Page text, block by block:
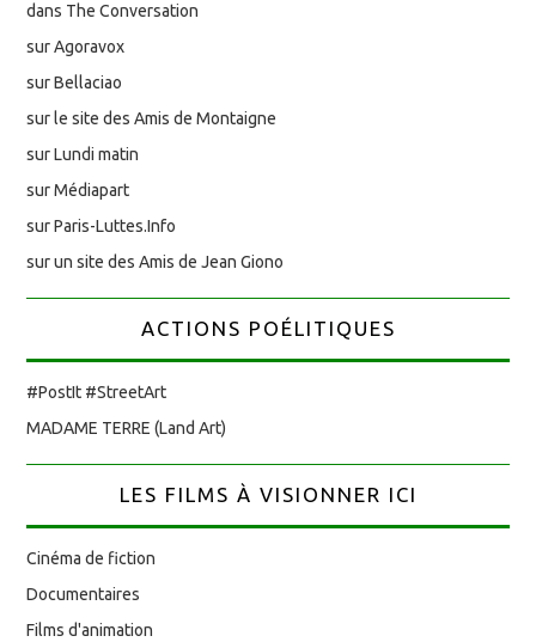
dans The Conversation
sur Agoravox
sur Bellaciao
sur le site des Amis de Montaigne
sur Lundi matin
sur Médiapart
sur Paris-Luttes.Info
sur un site des Amis de Jean Giono
ACTIONS POÉLITIQUES
#PostIt #StreetArt
MADAME TERRE (Land Art)
LES FILMS À VISIONNER ICI
Cinéma de fiction
Documentaires
Films d'animation